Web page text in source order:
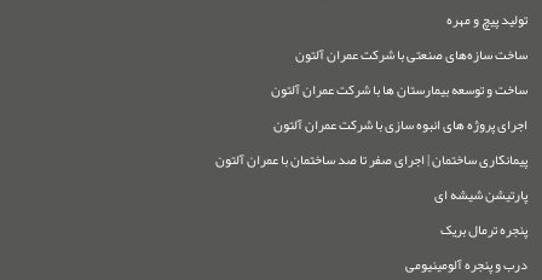
تولید پیچ و مهره
ساخت سازه‌های صنعتی با شرکت عمران آلتون
ساخت و توسعه بیمارستان ها با شرکت عمران آلتون
اجرای پروژه های انبوه سازی با شرکت عمران آلتون
پیمانکاری ساختمان | اجرای صفر تا صد ساختمان با عمران آلتون
پارتیشن شیشه ای
پنجره ترمال بریک
درب و پنجره آلومینیومی